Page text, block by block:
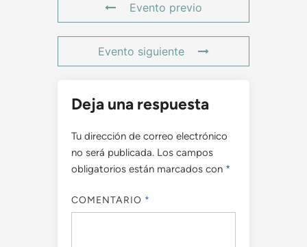
Evento previo
Evento siguiente
Deja una respuesta
Tu dirección de correo electrónico
no será publicada. Los campos
obligatorios están marcados con *
COMENTARIO *